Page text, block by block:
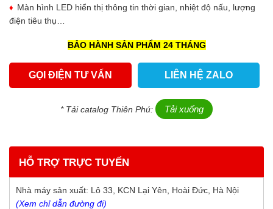
Màn hình LED hiển thị thông tin thời gian, nhiệt độ nấu, lượng
điện tiêu thụ…
BẢO HÀNH SẢN PHẨM 24 THÁNG
GỌI ĐIỆN TƯ VẤN LIÊN HỆ ZALO
* Tải catalog Thiên Phú: Tải xuống
HỖ TRỢ TRỰC TUYẾN
Nhà máy sản xuất: Lô 33, KCN Lại Yên, Hoài Đức, Hà Nội
(Xem chỉ dẫn đường đi)